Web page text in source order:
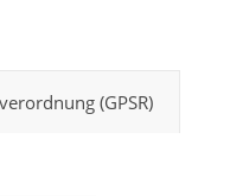
(GPSR)